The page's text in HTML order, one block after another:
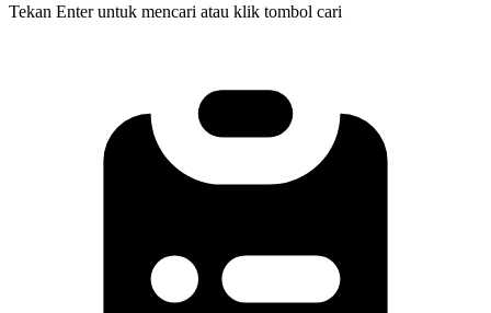
Tekan Enter untuk mencari atau klik tombol cari